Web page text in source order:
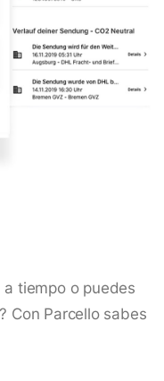
a tiempo o puedes
Con Parcello sabes